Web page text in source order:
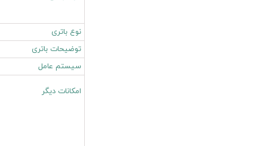
نوع باتری
توضیحات باتری
سیستم عامل
امکانات دیگر